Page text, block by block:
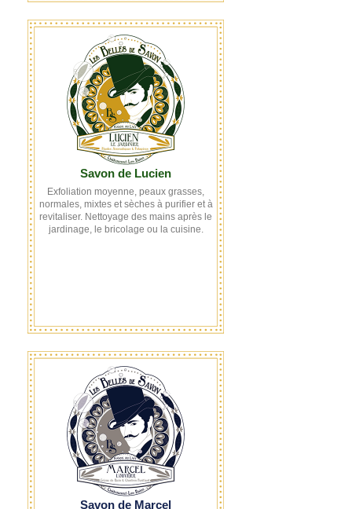
Savon de Lucien
Exfoliation moyenne, peaux grasses,
normales, mixtes et sèches à purifier et à
revitaliser. Nettoyage des mains après le
jardinage, le bricolage ou la cuisine.
Savon de Marcel